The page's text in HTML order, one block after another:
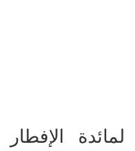
الإفطار